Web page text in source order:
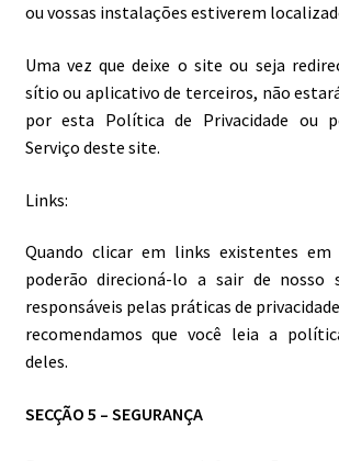
ou vossas instalações estiverem
Uma vez que deixe o site ou seja
sítio ou aplicativo de terceiros, não
por esta Política de Privacidade ou
Serviço deste site.
Links:
Quando clicar em links existentes em
poderão direcioná-lo a sair de nosso
responsáveis pelas práticas de
recomendamos que você leia a
deles.
SECÇÃO 5 – SEGURANÇA